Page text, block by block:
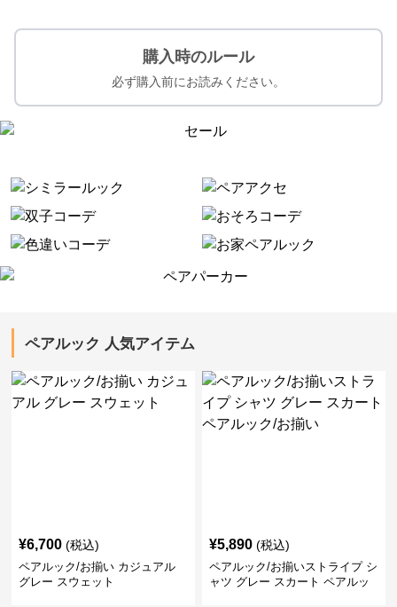
購入時のルール
必ず購入前にお読みください。
ペアルック 人気アイテム
¥6,700 (税込)
ペアルック/お揃い カジュアル
グレー スウェット
¥5,890 (税込)
ペアルック/お揃いストライプ シ
ャツ グレー スカート ペアルッ